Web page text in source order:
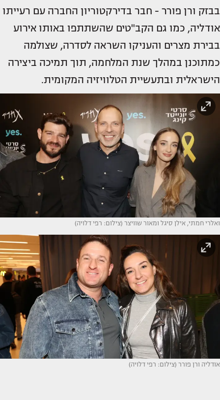
בבזק ורן פורר - חבר בדירקטוריון החברה עם רעייתו
אודליה, כמו גם הקב"טים שהשתתפו באותו אירוע
בבירת מצרים והעניקו השראה לסדרה, שצולמה
כמתוכנן במהלך שנת המלחמה, תוך תמיכה ביצירה
הישראלית ובתעשיית הטלוויזיה המקומית.
ואלרי חמתי, אילן סיגל ומאור שוויצר (צילום: רפי דלויה)
אודליה ורן פורר (צילום: רפי דלויה)